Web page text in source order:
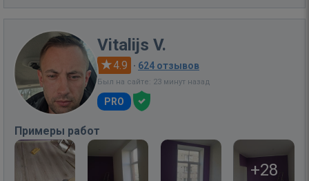
Vitalijs V.
4.9 · 624 отзывов
Был на сайте: 23 минут назад
PRO
Примеры работ
+28